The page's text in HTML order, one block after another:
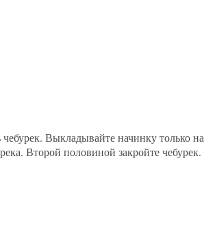
Выкладывайте начинку только на
Второй половиной закройте чебурек.